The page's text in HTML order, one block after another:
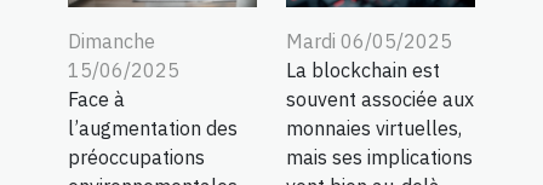
Dimanche
15/06/2025
Face à
l’augmentation des
préoccupations
Mardi 06/05/2025
La blockchain est
souvent associée aux
monnaies virtuelles,
mais ses implications